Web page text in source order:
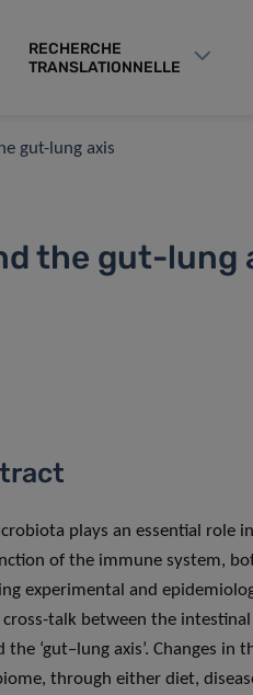
RECHERCHE
TRANSLATIONNELLE
gut-lung axis
the gut-lung
plays an essential role
of the immune system,
experimental and
cross-talk between the
the ‘gut–lung axis’. Changes
through either diet,